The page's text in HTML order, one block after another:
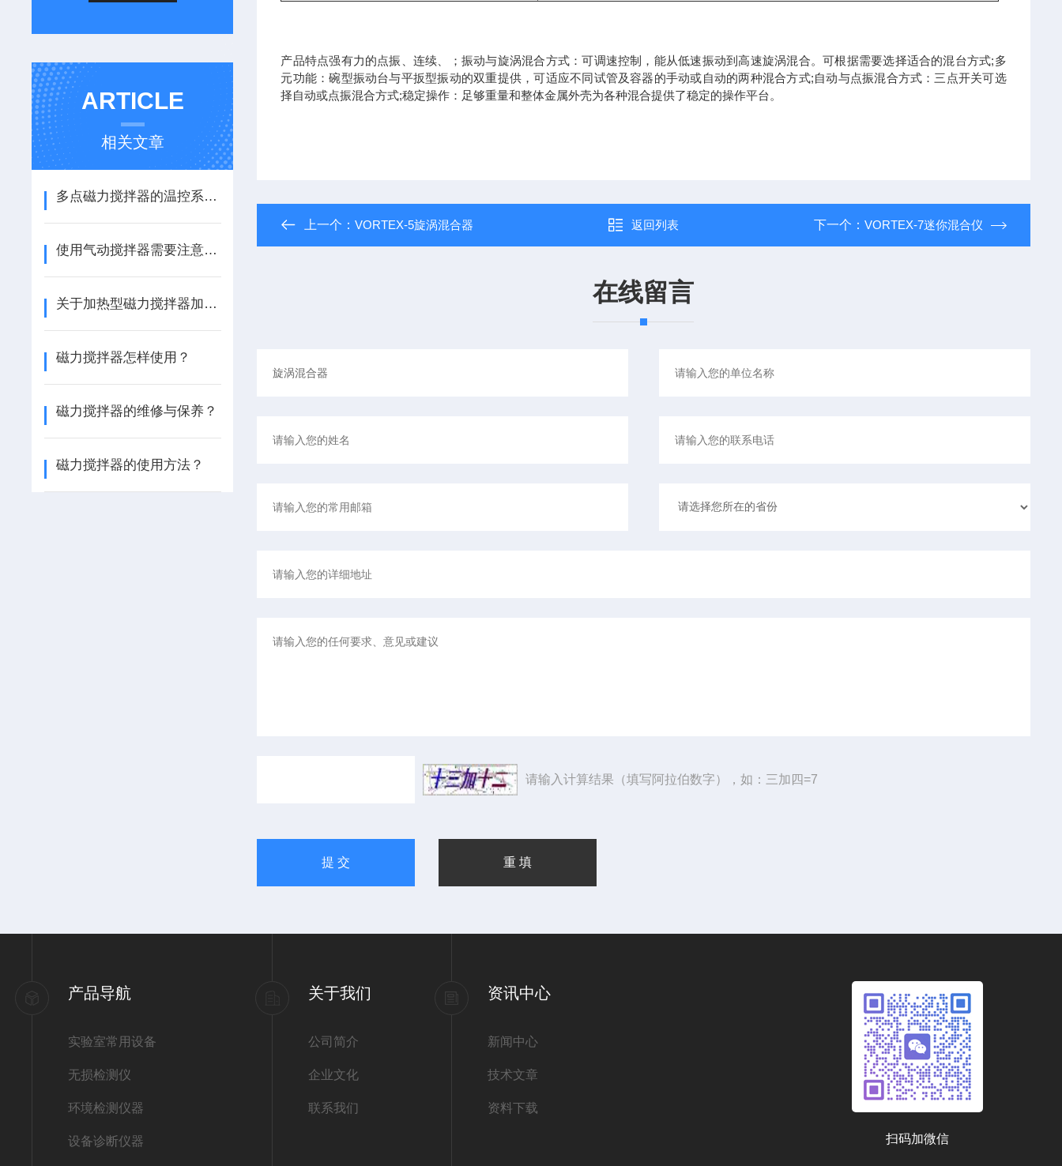
ARTICLE
相关文章
多点磁力搅拌器的温控系统与实验精度优化说明
使用气动搅拌器需要注意什么？
关于加热型磁力搅拌器加热问题的探讨
磁力搅拌器怎样使用？
磁力搅拌器的维修与保养？
磁力搅拌器的使用方法？
产品特点强有力的点振、连续、；振动与旋涡混合方式：可调速控制，能从低速振动到高速旋涡混合。可根据需要选择适合的混台方式;多
元功能：碗型振动台与平扳型振动的双重提供，可适应不同试管及容器的手动或自动的两种混合方式;自动与点振混合方式：三点开关可选
择自动或点振混合方式;稳定操作：足够重量和整体金属外壳为各种混合提供了稳定的操作平台。
上一个：VORTEX-5旋涡混合器 返回列表 下一个： VORTEX-7迷你混合仪
在线留言
请输入计算结果（填写阿拉伯数字），如：三加四=7
产品导航
实验室常用设备
无损检测仪
环境检测仪器
设备诊断仪器
关于我们
公司简介
企业文化
联系我们
资讯中心
新闻中心
技术文章
资料下载
扫码加微信